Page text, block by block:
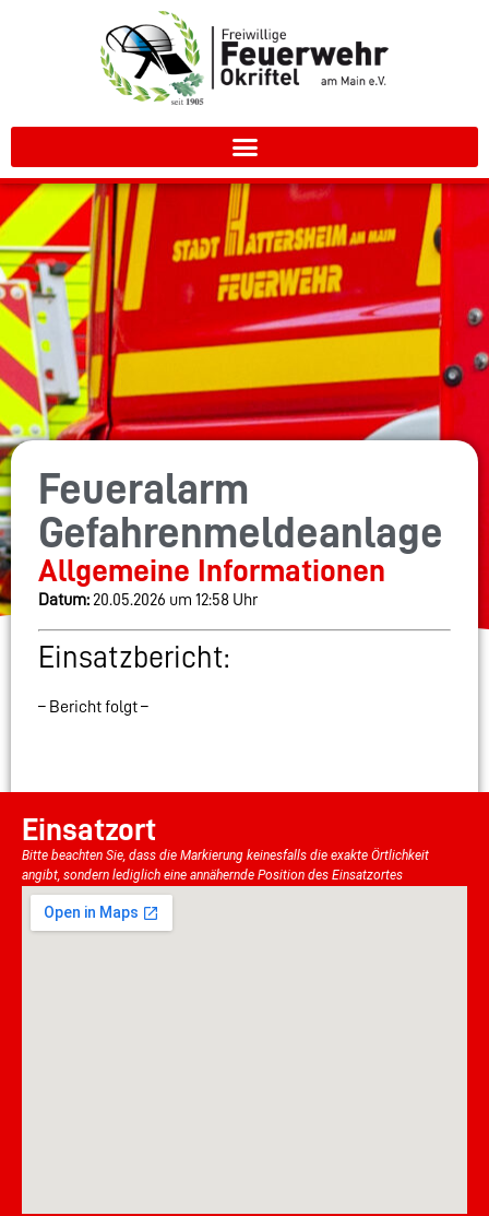
Feueralarm
Gefahrenmeldeanlage
Allgemeine Informationen
Datum: 20.05.2026 um 12:58 Uhr
Einsatzbericht:
– Bericht folgt –
Einsatzort
Bitte beachten Sie, dass die Markierung keinesfalls die exakte Örtlichkeit
angibt, sondern lediglich eine annähernde Position des Einsatzortes